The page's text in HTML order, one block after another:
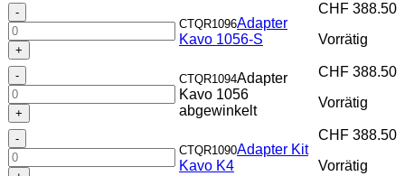
Adapter
Kavo
1056-
S
CTQR1096Adapter
Kavo 1056-S
CHF 388.50
Vorrätig
Adapter
Kavo
1056
abgewinkelt
CTQR1094Adapter
Kavo 1056
abgewinkelt
CHF 388.50
Vorrätig
Adapter
Kit
Kavo
CTQR1090Adapter Kit
Kavo K4
CHF 388.50
Vorrätig